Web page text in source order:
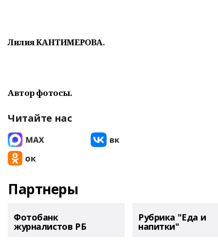
Лилия КАНТИМЕРОВА.
Автор фотосы.
Читайте нас
Партнеры
Фотобанк
журналистов РБ
Рубрика "Еда и
напитки"